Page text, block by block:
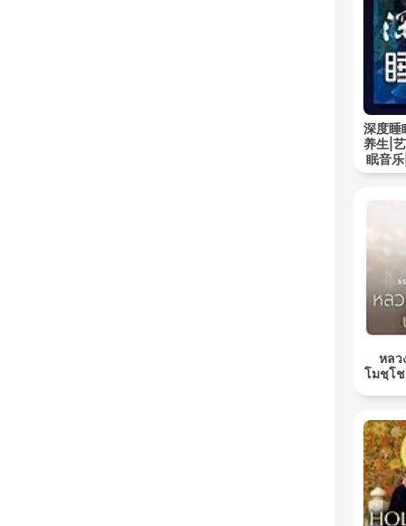
深度睡
养生|
眠音
หลว
โมชฺโ